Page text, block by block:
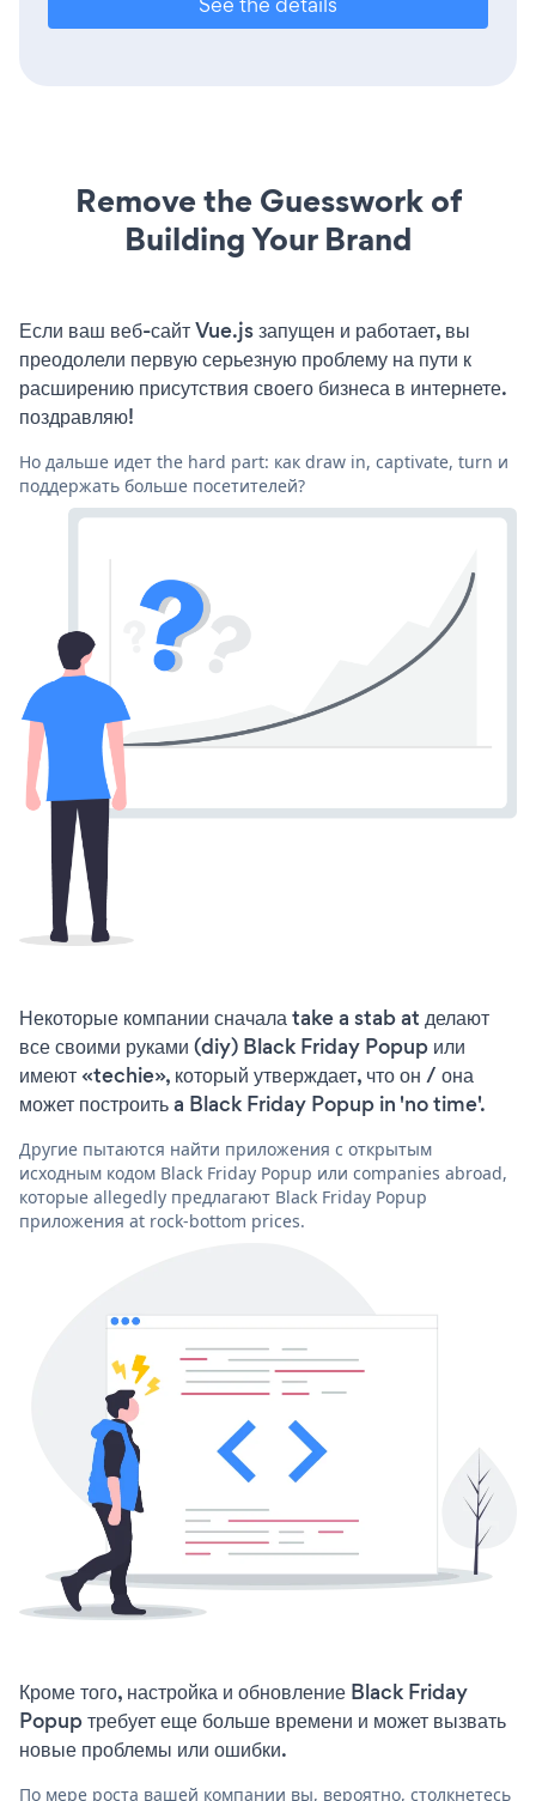
Remove the Guesswork of
Building Your Brand
Если ваш веб-сайт Vue.js запущен и работает, вы
преодолели первую серьезную проблему на пути к
расширению присутствия своего бизнеса в интернете.
поздравляю!
Но дальше идет the hard part: как draw in, captivate, turn и
поддержать больше посетителей?
Некоторые компании сначала take a stab at делают
все своими руками (diy) Black Friday Popup или
имеют «techie», который утверждает, что он / она
может построить a Black Friday Popup in 'no time'.
Другие пытаются найти приложения с открытым
исходным кодом Black Friday Popup или companies abroad,
которые allegedly предлагают Black Friday Popup
приложения at rock-bottom prices.
Кроме того, настройка и обновление Black Friday
Popup требует еще больше времени и может вызвать
новые проблемы или ошибки.
По мере роста вашей компании вы, вероятно, столкнетесь